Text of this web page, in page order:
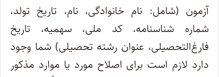
آزمون (شامل: نام خانوادگی، نام، تاریخ تولد،
شماره شناسنامه، کد ملی، سهمیه، تاریخ
فارغ‌التحصیلی، عنوان رشته تحصیلی) شما وجود
دارد لازم است برای اصلاح مورد یا موارد مذکور